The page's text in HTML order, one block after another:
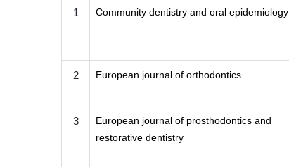
1 Community dentistry and oral epidemiology
2 European journal of orthodontics
3
European journal of prosthodontics and
restorative dentistry